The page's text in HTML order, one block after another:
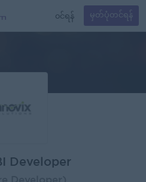
၀င်ရန် မှတ်ပုံတင်ရန်
Developer